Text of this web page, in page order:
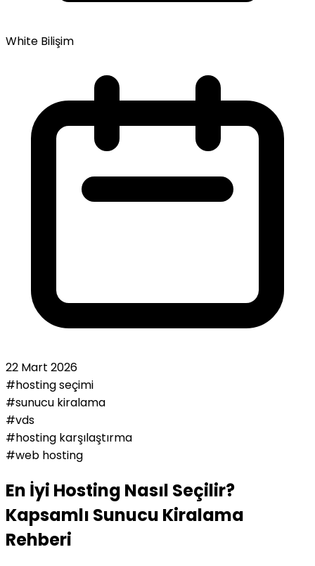
White Bilişim
22 Mart 2026
#hosting seçimi
#sunucu kiralama
#vds
#hosting karşılaştırma
#web hosting
En İyi Hosting Nasıl Seçilir?
Kapsamlı Sunucu Kiralama
Rehberi